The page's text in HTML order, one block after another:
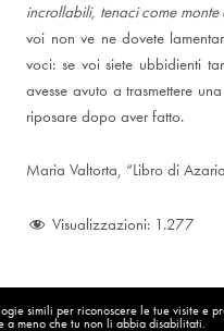
incrollabili, tenaci come
voi non ve ne dovete
voci: se voi siete ubbidienti
avesse avuto a trasmettere
riposare dopo aver fatto.
Maria Valtorta, “Libro di
Visualizzazioni: 1.277
simili per riconoscere le tue visite e
meno che tu non li abbia disabilitati.